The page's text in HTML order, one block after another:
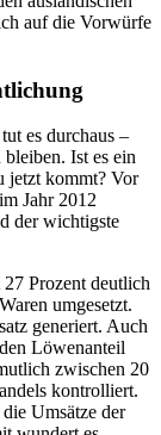
auf die Vorwürfe
es durchaus –
Ist es ein
jetzt kommt? Vor
Jahr 2012
der wichtigste
Prozent deutlich
umgesetzt.
generiert. Auch
Löwenanteil
zwischen 20
kontrolliert.
Umsätze der